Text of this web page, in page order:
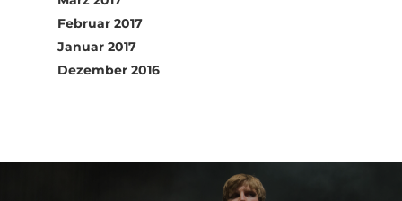
Februar 2017
Januar 2017
Dezember 2016